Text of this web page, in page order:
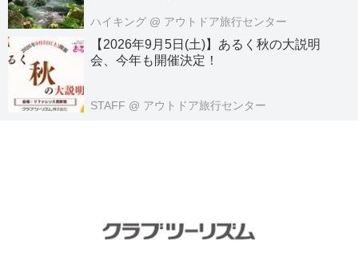
ハイキング @ アウトドア旅行センター
【2026年9月5日(土)】あるく秋の大説明
会、今年も開催決定！
STAFF @ アウトドア旅行センター